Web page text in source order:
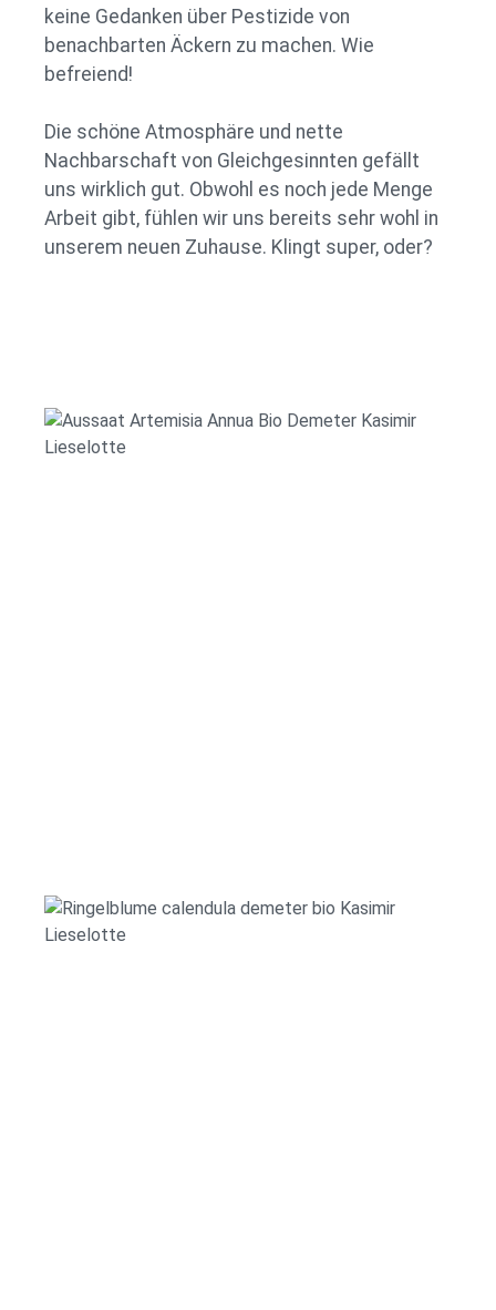
keine Gedanken über Pestizide von
benachbarten Äckern zu machen. Wie
befreiend!
Die schöne Atmosphäre und nette
Nachbarschaft von Gleichgesinnten gefällt
uns wirklich gut. Obwohl es noch jede Menge
Arbeit gibt, fühlen wir uns bereits sehr wohl in
unserem neuen Zuhause. Klingt super, oder?